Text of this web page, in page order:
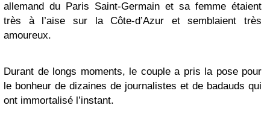
allemand du Paris Saint-Germain et sa femme étaient
très à l’aise sur la Côte-d’Azur et semblaient très
amoureux.
Durant de longs moments, le couple a pris la pose pour
le bonheur de dizaines de journalistes et de badauds qui
ont immortalisé l’instant.